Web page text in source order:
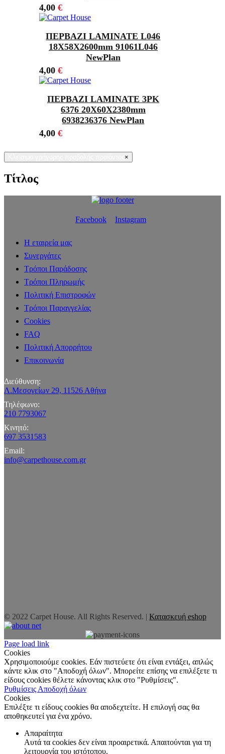
4,00 €
ΠΕΡΒΑΖΙ LAMINATE L046
18Χ58X2600mm 91061L046
NewPlan
4,00 €
ΠΕΡΒΑΖΙ LAMINATE 3PK
6376 20Χ60X2380mm
6938236376 NewPlan
4,00 €
×
Τίτλος
Facebook Instagram
Η εταιρεία μας
Συνεργάτες
Τρόποι Παράδοσης
Τρόποι Πληρωμής
Πολιτική Επιστροφών
Τρόποι Παραγγελίας
Cookies
FAQ
Πολιτική Απορρήτου
Επικοινωνία
Διεύθυνση:
Λ.Μεσογείων 29, 11526 Αθήνα
Τηλέφωνο:
210 7793067
Κινητό:
697 3531583
Email:
info@carpethouse.com.gr
© 2022 Carpet House. All Rights Reserved. | Κατασκευή eshop
Page load link
Cookies
Χρησιμοποιούμε cookies. Εάν πιστεύετε ότι είναι εντάξει, απλώς
κάντε κλικ στο "Αποδοχή όλων". Μπορείτε επίσης να επιλέξετε τι
είδους cookies θέλετε κάνοντας κλικ στο "Ρυθμίσεις".
Ρυθμίσεις Αποδοχή όλων
Cookies
Επιλέξτε τι είδους cookies θα αποδεχτείτε. Η επιλογή σας θα
αποθηκευτεί για ένα χρόνο.
Απαραίτητα
Αυτά τα cookies δεν είναι προαιρετικά. Απαιτούνται για τη
λειτουργία του ιστότοπου.